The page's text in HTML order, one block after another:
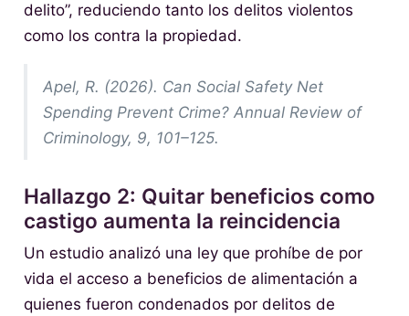
delito”, reduciendo tanto los delitos violentos
como los contra la propiedad.
Apel, R. (2026). Can Social Safety Net
Spending Prevent Crime? Annual Review of
Criminology, 9, 101–125.
Hallazgo 2: Quitar beneficios como
castigo aumenta la reincidencia
Un estudio analizó una ley que prohíbe de por
vida el acceso a beneficios de alimentación a
quienes fueron condenados por delitos de